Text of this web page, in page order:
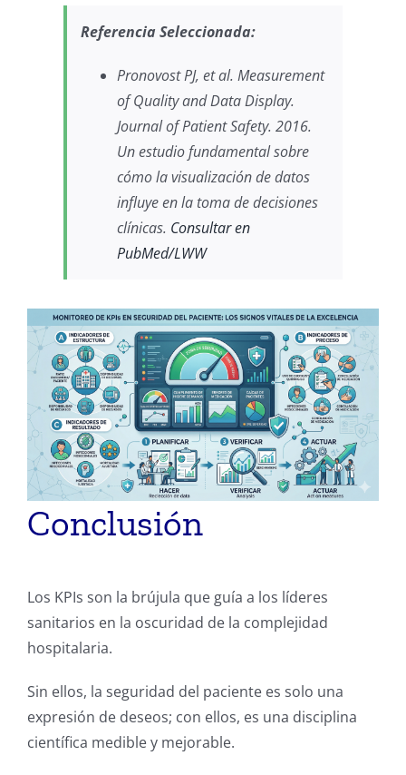
Referencia Seleccionada:
Pronovost PJ, et al. Measurement
of Quality and Data Display.
Journal of Patient Safety. 2016.
Un estudio fundamental sobre
cómo la visualización de datos
influye en la toma de decisiones
clínicas. Consultar en
PubMed/LWW
Conclusión
Los KPIs son la brújula que guía a los líderes
sanitarios en la oscuridad de la complejidad
hospitalaria.
Sin ellos, la seguridad del paciente es solo una
expresión de deseos; con ellos, es una disciplina
científica medible y mejorable.